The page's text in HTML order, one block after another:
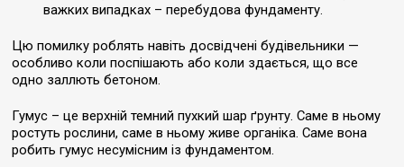
важких випадках – перебудова фундаменту.
Цю помилку роблять навіть досвідчені будівельники —
особливо коли поспішають або коли здається, що все
одно заллють бетоном.
Гумус – це верхній темний пухкий шар ґрунту. Саме в ньому
ростуть рослини, саме в ньому живе органіка. Саме вона
робить гумус несумісним із фундаментом.